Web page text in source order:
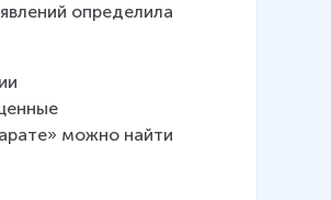
определила
можно найти